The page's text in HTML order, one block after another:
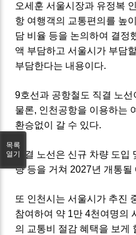
오세훈 서울시장과 유정복
항 여행객의 교통편의를 높
담 비율 등을 논의하여 결정
액 부담하고 서울시가 부담
부담한다는 내용이다.
9호선과 공항철도 직결 노
물론, 인천공항을 이용하는
환승없이 갈 수 있다.
직결 노선은 신규 차량 도입
량 등을 거쳐 2027년 개통될
또 인천시는 서울시가 추진
참여하여 약 1만 4천여명의
의 교통비 절감 혜택을 보게
목록
열기